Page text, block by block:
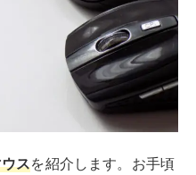
スを紹介します。お手頃